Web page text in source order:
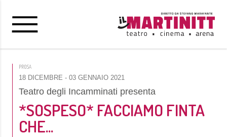
PROSA
18 DICEMBRE - 03 GENNAIO 2021
Teatro degli Incamminati presenta
*SOSPESO* FACCIAMO FINTA
CHE...